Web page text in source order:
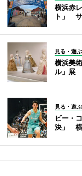
横浜赤
ト」
見る・遊ぶ
横浜美
ル」展
見る・遊ぶ
ビー・
決」 横